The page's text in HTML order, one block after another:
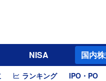
NISA 国内
ランキング IPO・PO